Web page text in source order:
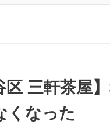
区 三軒茶屋
くなった